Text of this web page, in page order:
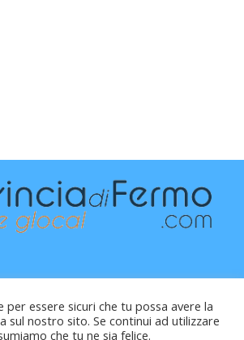
per essere sicuri che tu possa avere la
sul nostro sito. Se continui ad utilizzare
che tu ne sia felice.